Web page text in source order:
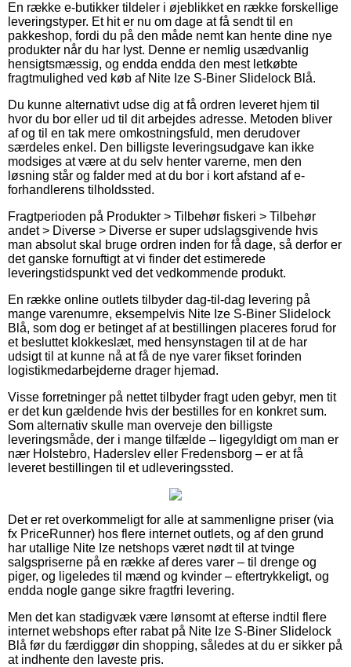
En række e-butikker tildeler i øjeblikket en række forskellige
leveringstyper. Et hit er nu om dage at få sendt til en
pakkeshop, fordi du på den måde nemt kan hente dine nye
produkter når du har lyst. Denne er nemlig usædvanlig
hensigtsmæssig, og endda endda den mest letkøbte
fragtmulighed ved køb af Nite Ize S-Biner Slidelock Blå.
Du kunne alternativt udse dig at få ordren leveret hjem til
hvor du bor eller ud til dit arbejdes adresse. Metoden bliver
af og til en tak mere omkostningsfuld, men derudover
særdeles enkel. Den billigste leveringsudgave kan ikke
modsiges at være at du selv henter varerne, men den
løsning står og falder med at du bor i kort afstand af e-
forhandlerens tilholdssted.
Fragtperioden på Produkter > Tilbehør fiskeri > Tilbehør
andet > Diverse > Diverse er super udslagsgivende hvis
man absolut skal bruge ordren inden for få dage, så derfor er
det ganske fornuftigt at vi finder det estimerede
leveringstidspunkt ved det vedkommende produkt.
En række online outlets tilbyder dag-til-dag levering på
mange varenumre, eksempelvis Nite Ize S-Biner Slidelock
Blå, som dog er betinget af at bestillingen placeres forud for
et besluttet klokkeslæt, med hensynstagen til at de har
udsigt til at kunne nå at få de nye varer fikset forinden
logistikmedarbejderne drager hjemad.
Visse forretninger på nettet tilbyder fragt uden gebyr, men tit
er det kun gældende hvis der bestilles for en konkret sum.
Som alternativ skulle man overveje den billigste
leveringsmåde, der i mange tilfælde – ligegyldigt om man er
nær Holstebro, Haderslev eller Fredensborg – er at få
leveret bestillingen til et udleveringssted.
Det er ret overkommeligt for alle at sammenligne priser (via
fx PriceRunner) hos flere internet outlets, og af den grund
har utallige Nite Ize netshops været nødt til at tvinge
salgspriserne på en række af deres varer – til drenge og
piger, og ligeledes til mænd og kvinder – eftertrykkeligt, og
endda nogle gange sikre fragtfri levering.
Men det kan stadigvæk være lønsomt at efterse indtil flere
internet webshops efter rabat på Nite Ize S-Biner Slidelock
Blå før du færdiggør din shopping, således at du er sikker på
at indhente den laveste pris.